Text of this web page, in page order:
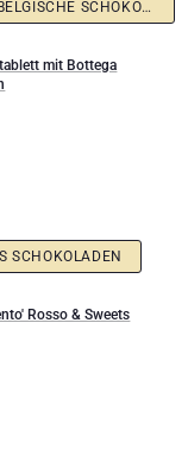
MEHR GODIVA BELGISCHE SCHOKOLADEN
mit Bottega
SCHOKOLADEN
Rosso & Sweets